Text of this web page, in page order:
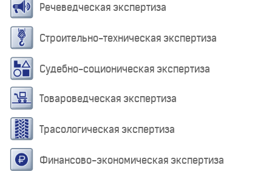
Речеведческая экспертиза
Строительно-техническая экспертиза
Судебно-соционическая экспертиза
Товароведческая экспертиза
Трасологическая экспертиза
Финансово-экономическая экспертиза